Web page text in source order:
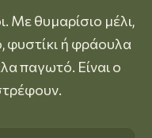
Με θυμαρίσιο μέλι,
φυστίκι ή φράουλα
παγωτό. Είναι ο